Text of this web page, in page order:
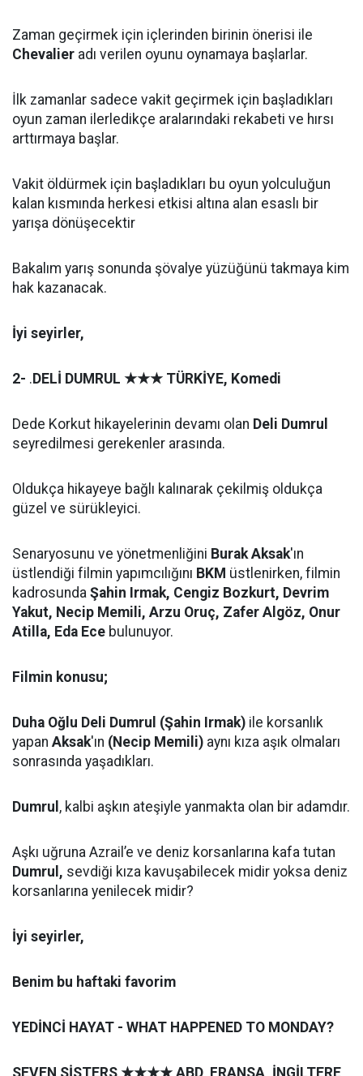
Zaman geçirmek için içlerinden birinin önerisi ile
Chevalier adı verilen oyunu oynamaya başlarlar.
İlk zamanlar sadece vakit geçirmek için başladıkları
oyun zaman ilerledikçe aralarındaki rekabeti ve hırsı
arttırmaya başlar.
Vakit öldürmek için başladıkları bu oyun yolculuğun
kalan kısmında herkesi etkisi altına alan esaslı bir
yarışa dönüşecektir
Bakalım yarış sonunda şövalye yüzüğünü takmaya kim
hak kazanacak.
İyi seyirler,
2- . DELİ DUMRUL ★★★ TÜRKİYE, Komedi
Dede Korkut hikayelerinin devamı olan Deli Dumrul
seyredilmesi gerekenler arasında.
Oldukça hikayeye bağlı kalınarak çekilmiş oldukça
güzel ve sürükleyici.
Senaryosunu ve yönetmenliğini Burak Aksak'ın
üstlendiği filmin yapımcılığını BKM üstlenirken, filmin
kadrosunda Şahin Irmak, Cengiz Bozkurt, Devrim
Yakut, Necip Memili, Arzu Oruç, Zafer Algöz, Onur
Atilla, Eda Ece bulunuyor.
Filmin konusu;
Duha Oğlu Deli Dumrul (Şahin Irmak) ile korsanlık
yapan Aksak'ın (Necip Memili) aynı kıza aşık olmaları
sonrasında yaşadıkları.
Dumrul , kalbi aşkın ateşiyle yanmakta olan bir adamdır.
Aşkı uğruna Azrail’e ve deniz korsanlarına kafa tutan
Dumrul, sevdiği kıza kavuşabilecek midir yoksa deniz
korsanlarına yenilecek midir?
İyi seyirler,
Benim bu haftaki favorim
YEDİNCİ HAYAT - WHAT HAPPENED TO MONDAY?
SEVEN SİSTERS ★★★★ ABD, FRANSA, İNGİLTERE,